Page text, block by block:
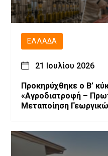
ΕΛΛΆΔΑ
21 Ιουλίου 2026
Προκηρύχθηκε ο Β’
«Αγροδιατροφή –
Μεταποίηση